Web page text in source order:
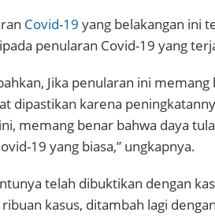
Covid-19 yang belakangan ini
penularan Covid-19 yang
Jika penularan ini
dipastikan karena
memang benar bahwa daya
19 yang biasa,” ungkapnya.
telah dibuktikan dengan
kasus, ditambah lagi